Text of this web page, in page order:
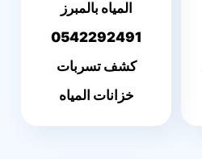
المياه بالمبرز
0542292491
كشف تسربات
خزانات المياه